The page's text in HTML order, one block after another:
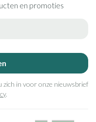
en promoties
in voor onze nieuwsbrief
.